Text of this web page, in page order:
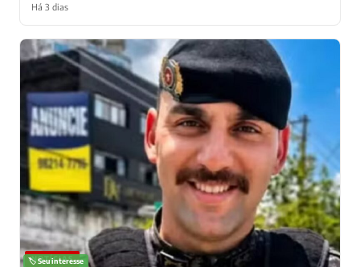
Há 3 dias
NOTÍCIAS
🏷️ Seu interesse